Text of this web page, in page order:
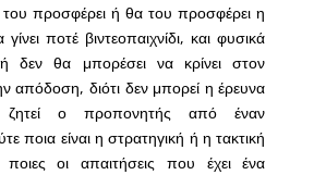
προσφέρει ή θα του προσφέρει η
ποτέ βιντεοπαιχνίδι, και φυσικά
δεν θα μπορέσει να κρίνει στον
απόδοση, διότι δεν μπορεί η έρευνα
ζητεί ο προπονητής από έναν
ποια είναι η στρατηγική ή η τακτική
οι απαιτήσεις που έχει ένα